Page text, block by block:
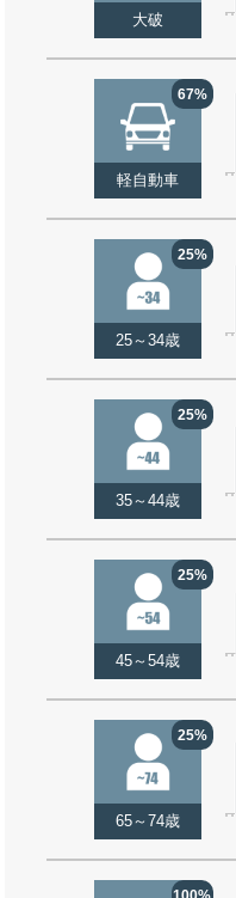
大破
67%
軽自動車
25%
25～34歳
25%
35～44歳
25%
45～54歳
25%
65～74歳